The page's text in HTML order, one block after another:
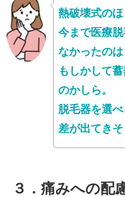
熱破壊式のほ
今まで医療
なかったのは
もしかして
のかしら。
脱毛器を選
差が出てき
３．痛みへの配